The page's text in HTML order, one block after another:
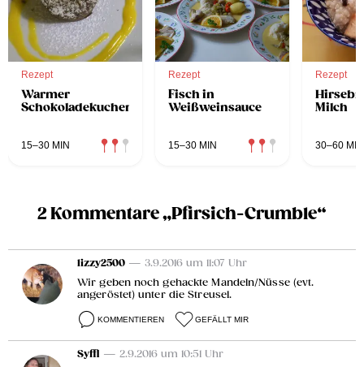
Rezept
Warmer
Schokoladekuchen
15–30 MIN
Rezept
Fisch in
Weißweinsauce
15–30 MIN
Rezept
Milch
30–60 MIN
2 Kommentare „Pfirsich-Crumble“
lizzy2500 — 3.9.2016 um 11:07 Uhr
Wir geben noch gehackte Mandeln/Nüsse (evt.
angeröstet) unter die Streusel.
KOMMENTIEREN GEFÄLLT MIR
Syffl — 2.9.2016 um 10:51 Uhr